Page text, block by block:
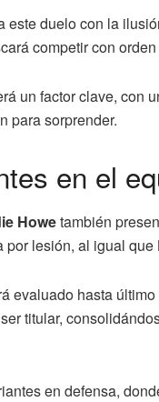
este duelo con la
competir con
un factor clave, con
para sorprender.
en el
Howetambién
por lesión, al igual que
evaluado hasta
titular,
en defensa,